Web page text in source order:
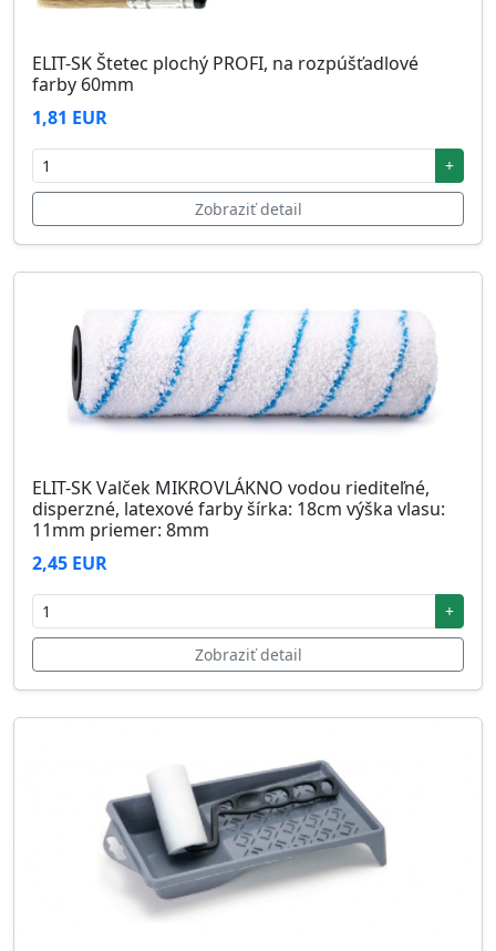
ELIT-SK Štetec plochý PROFI, na rozpúšťadlové
farby 60mm
1,81 EUR
+
Zobraziť detail
ELIT-SK Valček MIKROVLÁKNO vodou riediteľné,
disperzné, latexové farby šírka: 18cm výška vlasu:
11mm priemer: 8mm
2,45 EUR
+
Zobraziť detail